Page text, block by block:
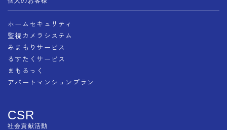
ホームセキュリティ
監視カメラシステム
みまもりサービス
るすたくサービス
まもるっく
アパートマンションプラン
CSR
社会貢献活動